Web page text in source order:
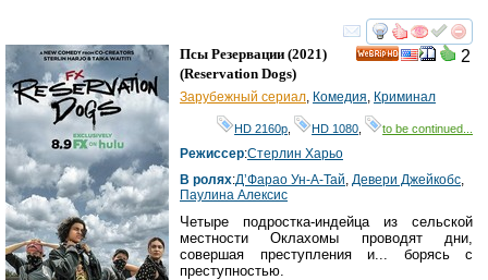
смотреть
2
Псы Резервации (2021)
(Reservation Dogs)
Зарубежный сериал, Комедия, Криминал
HD 2160р HD 1080 to be continued...
Режиссер:Стерлин Харьо
В ролях:Д’Фарао Ун-А-Тай, Девери Джейкобс,
Паулина Алексис
Четыре подростка-индейца из сельской
местности Оклахомы проводят дни,
совершая преступления и... борясь с
преступностью.